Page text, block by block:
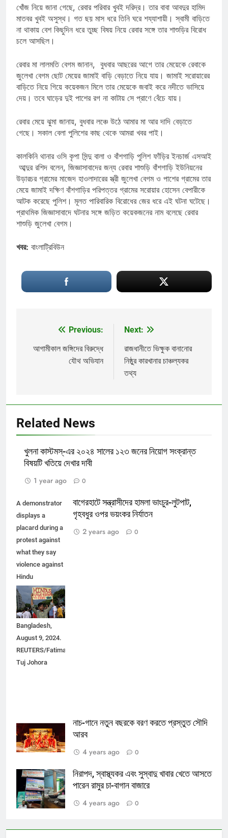
খোঁজ নিয়ে জানা গেছে, রেবার পরিবার খুবই দরিদ্র। তার বাবা আবদুর হামিদ
মাতবর খুবই অসুস্থ। গত ছয় মাস ধরে তিনি ঘরে শয্যাশায়ী। স্বামী বাড়িতে
না থাকায় বেশ কিছুদিন ধরে তুচ্ছ বিষয় নিয়ে রেবার সঙ্গে তার শাশুড়ির বিরোধ
চলে আসছিল।
রেবার মা লালমতি বেগম জানান, বুধবার আছরের আগে তার মেয়েকে রেবাকে
জুলেখা বেগম ছোট মেয়ের জামাই বাড়ি বেড়াতে নিয়ে যায়। জামাই সরোয়ারের
বাড়িতে নিয়ে গিয়ে কয়েকজন মিলে তার মেয়েকে জবাই করে নদীতে ভাসিয়ে
দেয়। তবে ঘাড়ের দুই পাশের রগ না কাটায় সে প্রাণে বেঁচে যায়।
রেবার মেয়ে ঝুমা জানায়, বুধবার লঞ্চে উঠে আমার মা আর দাদি বেড়াতে
গেছে। সকাল বেলা পুলিশের কাছ থেকে আমরা খবর পাই।
কালকিনি থানার ওসি কৃপা সিন্দু বালা ও বাঁশগাড়ি পুলিশ ফাঁড়ির ইনচার্জ এসআই
আব্দুর রশিদ বলেন, জিজ্ঞাসাবাদের জন্য রেবার শাশুড়ি বাঁশগাড়ি ইউনিয়নের
উড়ারচর গ্রামের মাজেদ হাওলাদারের স্ত্রী জুলেখা বেগম ও পাশের গ্রামের তার
মেয়ে জামাই দক্ষিণ বাঁশগাড়ির পরিপত্তর গ্রামের সরোয়ার হোসেন বেপারীকে
আটক করেছে পুলিশ। মূলত পারিবারিক বিরোধের জের ধরে এই ঘটনা ঘটেছে।
প্রাথমিক জিজ্ঞাসাবাদে ঘটনার সঙ্গে জড়িত কয়েকজনের নাম বলেছে রেবার
শাশুড়ি জুলেখা বেগম।
খবর: বাংলাট্রিবিউন
navigation
Previous:
আগামীকাল জঙ্গিদের বিরুদ্ধে
যৌথ অভিযান
Next:
রাজধানীতে ভিক্ষুক বানানোর
নিষ্ঠুর কারখানার চাঞ্চল্যকর
তথ্য
Related News
খুলনা কাস্টমস্-এর ২০২৪ সালের ১২৩ জনের নিয়োগ সংক্রান্ত
বিষয়টি খতিয়ে দেখার দাবী
1 year ago
0
A demonstrator
displays a
placard during a
protest against
what they say
violence against
Hindu
communities
during ongoing
unrest, in Dhaka,
Bangladesh,
August 9, 2024.
REUTERS/Fatima
Tuj Johora
বাগেরহাটে সন্ত্রাসীদের হামলা ভাংচুর-লুটপাট,
গৃহবধুর ওপর ভয়ংকর নির্যাতন
2 years ago
0
নাচ-গানে নতুন বছরকে বরণ করতে প্রস্তুত সৌদি
আরব
4 years ago
0
নিরাপদ, স্বাস্থ্যকর এবং সুস্বাদু খাবার খেতে আসতে
পারেন রামুর চা-বাগান বাজারে
4 years ago
0